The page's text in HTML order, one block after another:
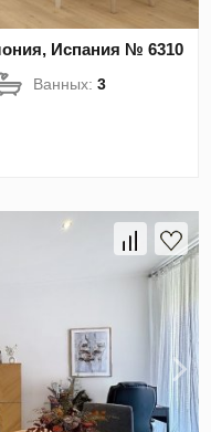
Испания № 6310
Ванных:3